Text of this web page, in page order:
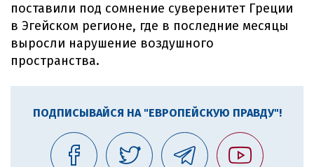
поставили под сомнение суверенитет Греции
в Эгейском регионе, где в последние месяцы
выросли нарушение воздушного
пространства.
ПОДПИСЫВАЙСЯ НА "ЕВРОПЕЙСКУЮ ПРАВДУ"!